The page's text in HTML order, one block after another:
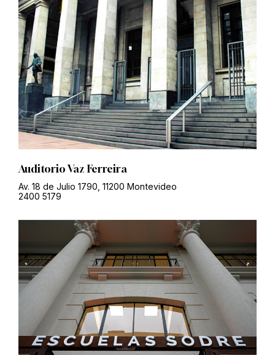
Auditorio Vaz Ferreira
Av. 18 de Julio 1790, 11200 Montevideo
2400 5179